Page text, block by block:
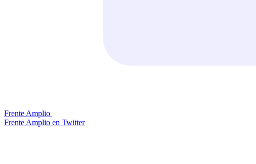
Frente Amplio
Frente Amplio en Twitter